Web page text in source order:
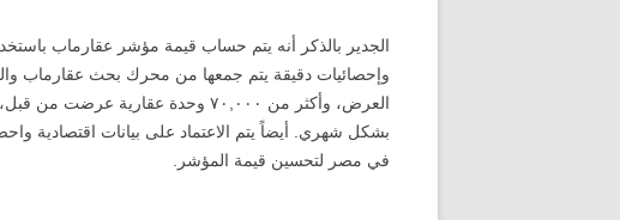
الجدير بالذكر أنه يتم حساب قيمة مؤشر عقارماب
بشكل شهري. أيضاً يتم الاعتماد على بيانات اقتصادية
في مصر لتحسين قيمة المؤشر.